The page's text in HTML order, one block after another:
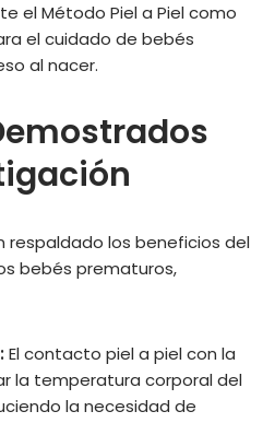
el Método Piel a Piel como
el cuidado de bebés
al nacer.
respaldado los beneficios del
bebés prematuros,
El contacto piel a piel con la
la temperatura corporal del
la necesidad de